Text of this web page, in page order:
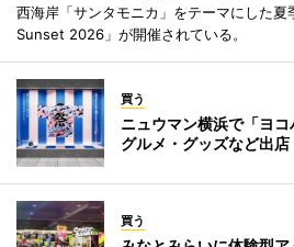
西海岸「サンタモニカ」をテーマにした
Sunset 2026」が開催されている。
買う
ニュウマン横浜で「ヨ
グルメ・グッズなど出店
買う